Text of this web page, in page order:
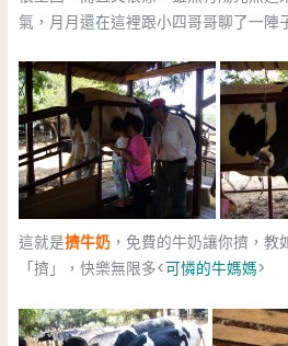
氣，月月還在這裡跟小四哥哥聊了一陣
這就是擠牛奶 ，免費的牛奶讓你擠，
「擠」，快樂無限多<可憐的牛媽媽>